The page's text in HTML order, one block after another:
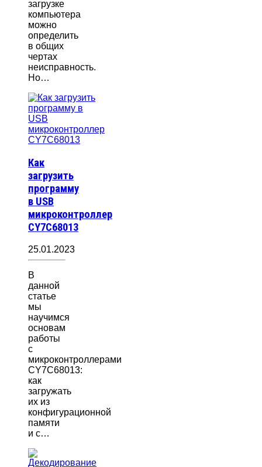
загрузке
компьютера
можно
определить
в общих
чертах
неисправность.
Но…
Как
загрузить
программу
в USB
микроконтроллер
CY7C68013
25.01.2023
В
данной
статье
мы
научимся
основам
работы
с
микроконтроллерами
CY7C68013:
как
загружать
их из
конфигурационной
памяти
и с…